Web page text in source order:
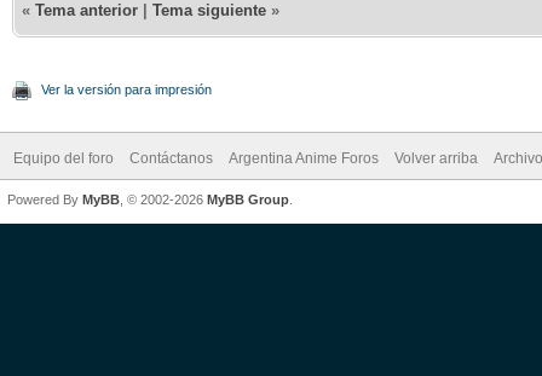
« Tema anterior Tema siguiente »
Ver la versión para impresión
Equipo del foro Contáctanos Argentina Anime Foros Volver arriba
Powered By MyBB , © 2002-2026 MyBB Group